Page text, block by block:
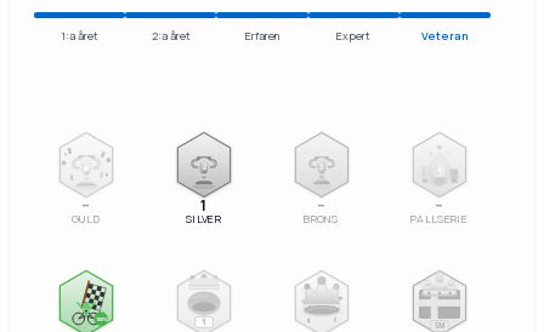
1:a året 2:a året Erfaren Expert Veteran
–
GULD
2
1
SILVER
3
–
BRONS
–
PALLSERIE
100% 1 SM